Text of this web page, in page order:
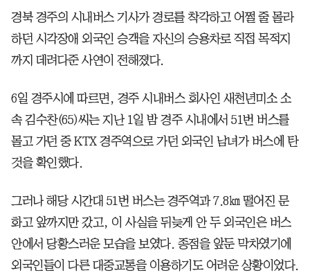
경북 경주의 시내버스 기사가 경로를 착각하고 어쩔 줄 몰라
하던 시각장애 외국인 승객을 자신의 승용차로 직접 목적지
까지 데려다준 사연이 전해졌다.
6일 경주시에 따르면, 경주 시내버스 회사인 새천년미소 소
속 김수찬(65)씨는 지난 1일 밤 경주 시내에서 51번 버스를
몰고 가던 중 KTX 경주역으로 가던 외국인 남녀가 버스에 탄
것을 확인했다.
그러나 해당 시간대 51번 버스는 경주역과 7.8㎞ 떨어진 문
화고 앞까지만 갔고, 이 사실을 뒤늦게 안 두 외국인은 버스
안에서 당황스러운 모습을 보였다. 종점을 앞둔 막차였기에
외국인들이 다른 대중교통을 이용하기도 어려운 상황이었다.